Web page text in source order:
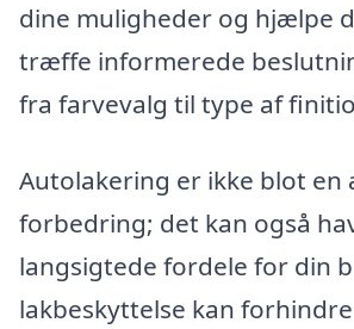
dine muligheder og hjælpe
træffe informerede
fra farvevalg til type af
Autolakering er ikke blot
forbedring; det kan også
langsigtede fordele for din
lakbeskyttelse kan